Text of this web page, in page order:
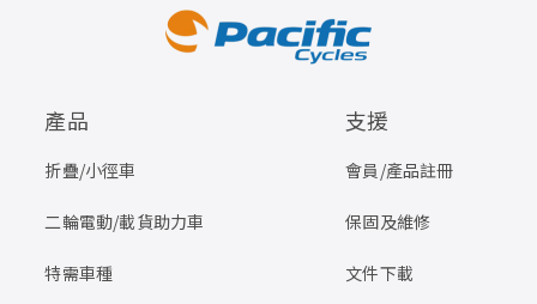
產品
折疊/小徑車
二輪電動/載貨助力車
特需車種
支援
會員/產品註冊
保固及維修
文件下載